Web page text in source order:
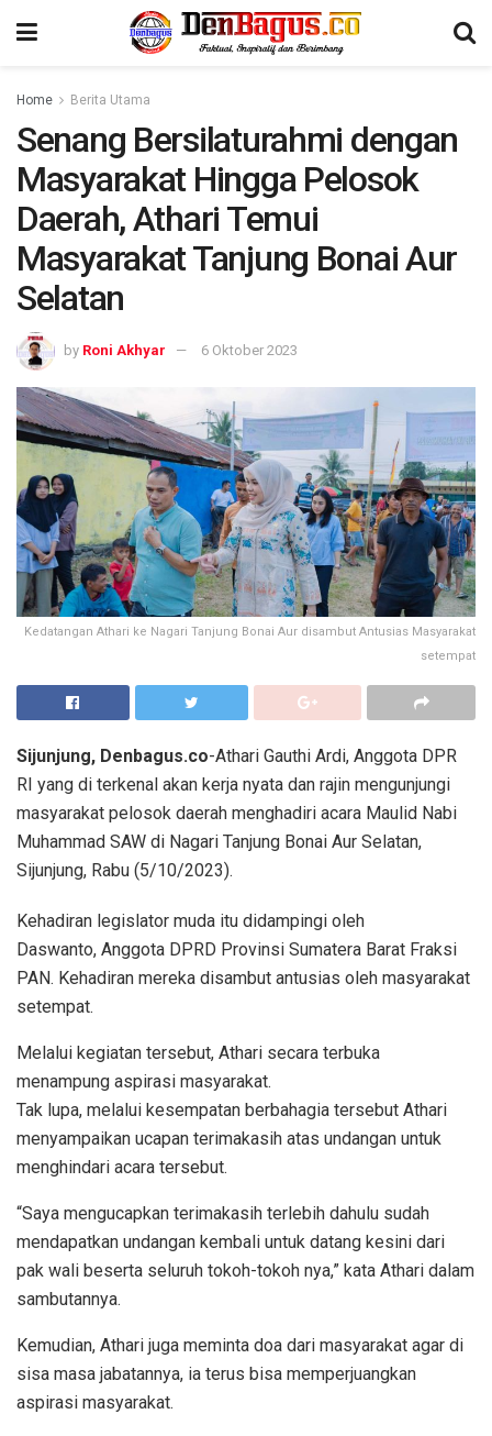
Home Berita Utama
Senang Bersilaturahmi dengan
Masyarakat Hingga Pelosok
Daerah, Athari Temui
Masyarakat Tanjung Bonai Aur
Selatan
by Roni Akhyar 6 Oktober 2023
Kedatangan Athari ke Nagari Tanjung Bonai Aur disambut Antusias Masyarakat
setempat
Sijunjung, Denbagus.co-Athari Gauthi Ardi, Anggota DPR
RI yang di terkenal akan kerja nyata dan rajin mengunjungi
masyarakat pelosok daerah menghadiri acara Maulid Nabi
Muhammad SAW di Nagari Tanjung Bonai Aur Selatan,
Sijunjung, Rabu (5/10/2023).
Kehadiran legislator muda itu didampingi oleh
Daswanto, Anggota DPRD Provinsi Sumatera Barat Fraksi
PAN. Kehadiran mereka disambut antusias oleh masyarakat
setempat.
Melalui kegiatan tersebut, Athari secara terbuka
menampung aspirasi masyarakat.
Tak lupa, melalui kesempatan berbahagia tersebut Athari
menyampaikan ucapan terimakasih atas undangan untuk
menghindari acara tersebut.
“Saya mengucapkan terimakasih terlebih dahulu sudah
mendapatkan undangan kembali untuk datang kesini dari
pak wali beserta seluruh tokoh-tokoh nya,” kata Athari dalam
sambutannya.
Kemudian, Athari juga meminta doa dari masyarakat agar di
sisa masa jabatannya, ia terus bisa memperjuangkan
aspirasi masyarakat.